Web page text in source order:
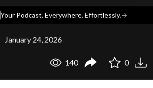
Your Podcast. Everywhere. Effortlessly.→
January 24, 2026
140 0